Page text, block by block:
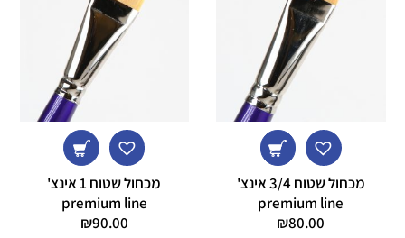
מכחול שטוח 3/4 אינצ'
premium line
₪80.00
מכחול שטוח 1 אינצ'
premium line
₪90.00